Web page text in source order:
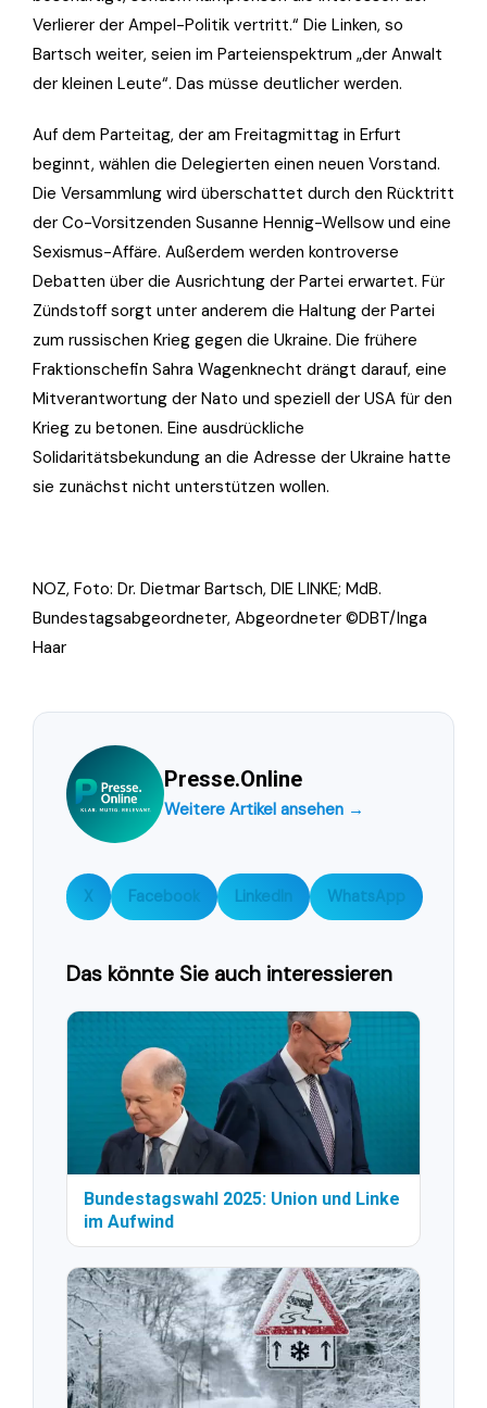
Verlierer der Ampel-Politik vertritt.“ Die Linken, so
Bartsch weiter, seien im Parteienspektrum „der Anwalt
der kleinen Leute“. Das müsse deutlicher werden.
Auf dem Parteitag, der am Freitagmittag in Erfurt
beginnt, wählen die Delegierten einen neuen Vorstand.
Die Versammlung wird überschattet durch den Rücktritt
der Co-Vorsitzenden Susanne Hennig-Wellsow und eine
Sexismus-Affäre. Außerdem werden kontroverse
Debatten über die Ausrichtung der Partei erwartet. Für
Zündstoff sorgt unter anderem die Haltung der Partei
zum russischen Krieg gegen die Ukraine. Die frühere
Fraktionschefin Sahra Wagenknecht drängt darauf, eine
Mitverantwortung der Nato und speziell der USA für den
Krieg zu betonen. Eine ausdrückliche
Solidaritätsbekundung an die Adresse der Ukraine hatte
sie zunächst nicht unterstützen wollen.
NOZ, Foto: Dr. Dietmar Bartsch, DIE LINKE; MdB.
Bundestagsabgeordneter, Abgeordneter ©DBT/Inga
Haar
Presse.Online
Weitere Artikel ansehen →
X Facebook LinkedIn WhatsApp
Das könnte Sie auch interessieren
Bundestagswahl 2025: Union und Linke
im Aufwind